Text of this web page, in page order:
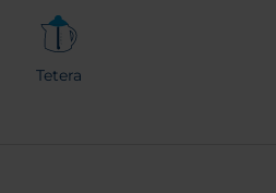
Tetera